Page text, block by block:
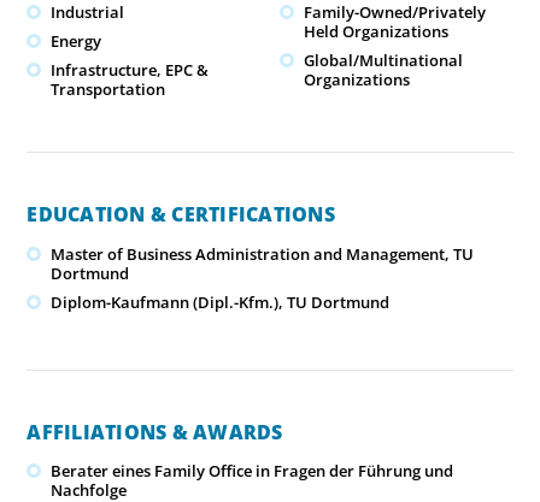
Industrial
Energy
Infrastructure, EPC &
Transportation
Family-Owned/Privately
Held Organizations
Global/Multinational
Organizations
EDUCATION & CERTIFICATIONS
Master of Business Administration and Management, TU
Dortmund
Diplom-Kaufmann (Dipl.-Kfm.), TU Dortmund
AFFILIATIONS & AWARDS
Berater eines Family Office in Fragen der Führung und
Nachfolge